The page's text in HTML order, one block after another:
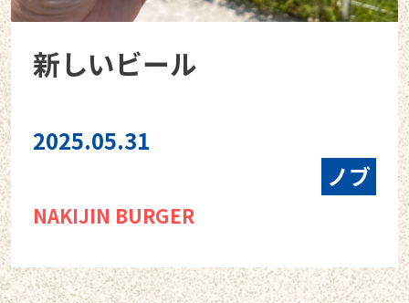
新しいビール
2025.05.31
ノブ
NAKIJIN BURGER